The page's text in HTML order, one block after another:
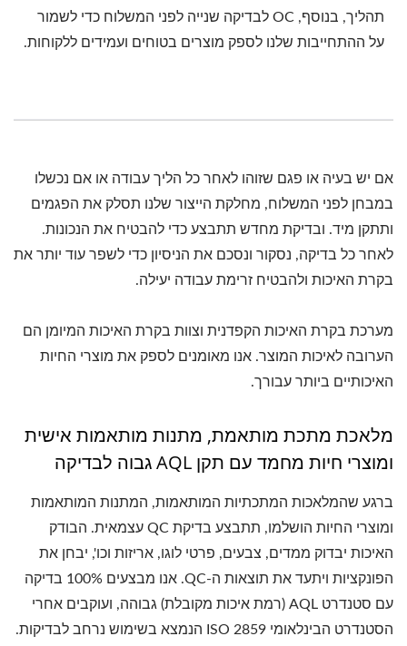
תהליך, בנוסף, OC לבדיקה שנייה לפני המשלוח כדי לשמור
על ההתחייבות שלנו לספק מוצרים בטוחים ועמידים ללקוחות.
אם יש בעיה או פגם שזוהו לאחר כל הליך עבודה או אם נכשלו
במבחן לפני המשלוח, מחלקת הייצור שלנו תסלק את הפגמים
ותתקן מיד. ובדיקת מחדש תתבצע כדי להבטיח את הנכונות.
לאחר כל בדיקה, נסקור ונסכם את הניסיון כדי לשפר עוד יותר את
בקרת האיכות ולהבטיח זרימת עבודה יעילה.
מערכת בקרת האיכות הקפדנית וצוות בקרת האיכות המיומן הם
הערובה לאיכות המוצר. אנו מאומנים לספק את מוצרי החיות
האיכותיים ביותר עבורך.
מלאכת מתכת מותאמת, מתנות מותאמות אישית
ומוצרי חיות מחמד עם תקן AQL גבוה לבדיקה
ברגע שהמלאכות המתכתיות המותאמות, המתנות המותאמות
ומוצרי החיות הושלמו, תתבצע בדיקת QC עצמאית. הבודק
האיכות יבדוק ממדים, צבעים, פרטי לוגו, אריזות וכו', יבחן את
הפונקציות ויתעד את תוצאות ה-QC. אנו מבצעים 100% בדיקה
עם סטנדרט AQL (רמת איכות מקובלת) גבוהה, ועוקבים אחרי
הסטנדרט הבינלאומי ISO 2859 הנמצא בשימוש נרחב לבדיקות.